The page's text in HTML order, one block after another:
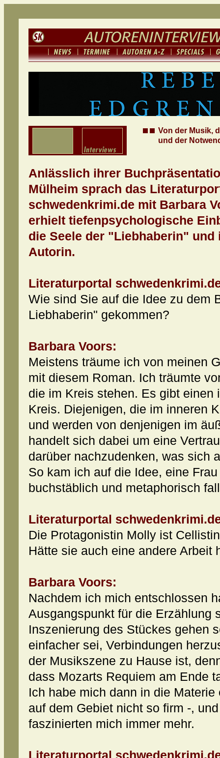
Von der Musik,
und der
Anlässlich ihrer
Mülheim sprach das
schwedenkrimi.de mit Barbara
erhielt tiefenpsychologische
die Seele der "Liebhaberin" und
Autorin.
Literaturportal
Wie sind Sie auf die Idee zu dem
Liebhaberin" gekommen?
Barbara Voors:
Meistens träume ich von meinen
mit diesem Roman. Ich träumte
die im Kreis stehen. Es gibt einen
Kreis. Diejenigen, die im inneren
und werden von denjenigen im
handelt sich dabei um eine
darüber nachzudenken, was sich
So kam ich auf die Idee, eine
buchstäblich und metaphorisch
Literaturportal
Die Protagonistin Molly ist
Hätte sie auch eine andere Arbeit
Barbara Voors:
Nachdem ich mich entschlossen
Ausgangspunkt für die Erzählung
Inszenierung des Stückes gehen
einfacher sei, Verbindungen
der Musikszene zu Hause ist,
dass Mozarts Requiem am Ende
Ich habe mich dann in die
auf dem Gebiet nicht so firm -,
faszinierten mich immer mehr.
Literaturportal